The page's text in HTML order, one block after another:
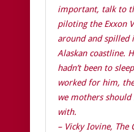
important, talk to
piloting the Exxon
around and spilled
Alaskan coastline.
hadn’t been to
worked for him,
we mothers should
with.
– Vicky Iovine, The